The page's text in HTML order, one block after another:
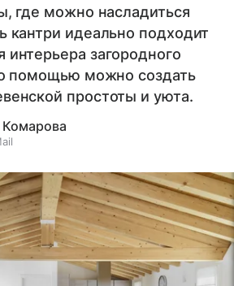
где можно насладиться
кантри идеально подходит
загородного
помощью можно создать
простоты и уюта.
Комарова